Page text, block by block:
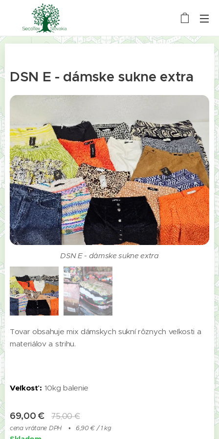
DSN E - dámske sukne extra
DSN E - dámske sukne extra
DSN E
Tovar obsahuje mix dámskych sukní rôznych veľkosti a
materiálov a strihu.
Veľkosť : 10kg balenie
69,00 € 75,00€
cena vrátane DPH 6,90 € / 1 kg